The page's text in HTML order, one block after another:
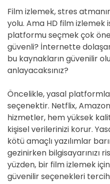
Film izlemek, stres
yolu. Ama HD film izlemek
platformu seçmek çok
güvenli? İnternette
bu kaynakların güvenilir
anlayacaksınız?
Öncelikle, yasal
seçenektir. Netflix,
hizmetler, hem yüksek
kişisel verilerinizi korur.
kötü amaçlı yazılımlar
gezinirken bilgisayarınızı
yüzden, bir film izlemek
güvenilir seçenekleri